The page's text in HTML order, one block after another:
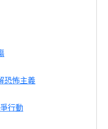
恐怖主義
行動